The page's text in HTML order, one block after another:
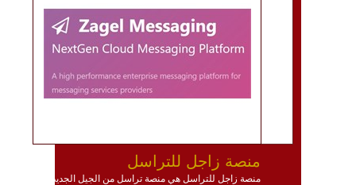
منصة زاجل للتراسل
منصة زاجل للتراسل هي منصة تراسل من الجيل الجديد